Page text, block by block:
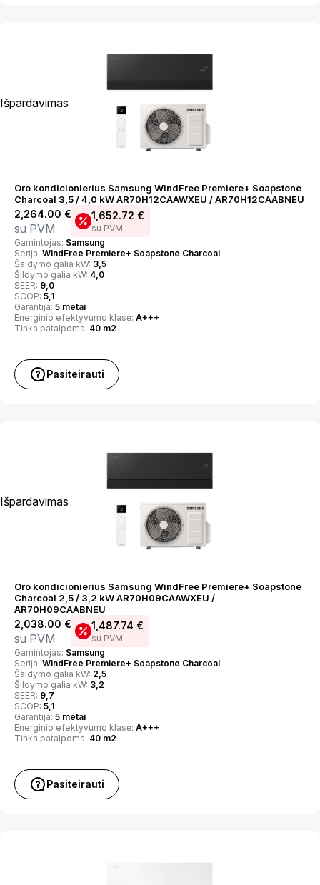
Išpardavimas
Oro kondicionierius Samsung WindFree Premiere+ Soapstone
Charcoal 3,5 / 4,0 kW AR70H12CAAWXEU / AR70H12CAABNEU
2,264.00 €
su PVM
1,652.72 €
su PVM
Gamintojas: Samsung
Serija: WindFree Premiere+ Soapstone Charcoal
Šaldymo galia kW: 3,5
Šildymo galia kW: 4,0
SEER: 9,0
SCOP: 5,1
Garantija: 5 metai
Energinio efektyvumo klasė: A+++
Tinka patalpoms: 40 m2
Pasiteirauti
Išpardavimas
Oro kondicionierius Samsung WindFree Premiere+ Soapstone
Charcoal 2,5 / 3,2 kW AR70H09CAAWXEU /
AR70H09CAABNEU
2,038.00 €
su PVM
1,487.74 €
su PVM
Gamintojas: Samsung
Serija: WindFree Premiere+ Soapstone Charcoal
Šaldymo galia kW: 2,5
Šildymo galia kW: 3,2
SEER: 9,7
SCOP: 5,1
Garantija: 5 metai
Energinio efektyvumo klasė: A+++
Tinka patalpoms: 40 m2
Pasiteirauti